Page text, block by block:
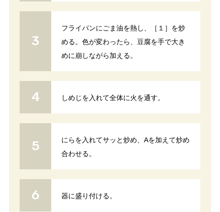
フライパンにごま油を熱し、［１］を炒
める。色が変わったら、豆腐を手で大き
めに崩しながら加える。
しめじを入れて全体に火を通す。
にらを入れてサッと炒め、Aを加えて炒め
合わせる。
器に盛り付ける。